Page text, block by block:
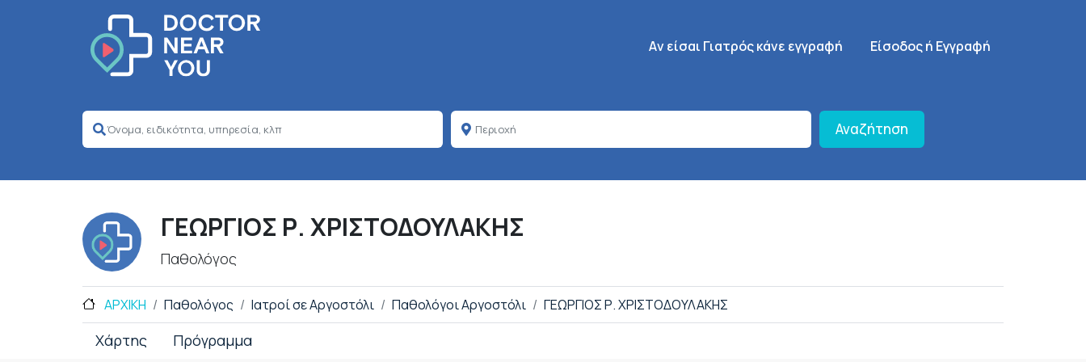
Κεντρική πλοήγηση
Aν είσαι Γιατρός κάνε εγγραφή SignUp Menu
Είσοδος ή Εγγραφή
Αναζήτηση
ΓΕΩΡΓΙΟΣ Ρ. ΧΡΙΣΤΟΔΟΥΛΑΚΗΣ
Παθολόγος
ΑΡΧΙΚΗ Παθολόγος Ιατροί σε Αργοστόλι Παθολόγοι Αργοστόλι ΓΕΩΡΓΙΟΣ Ρ. ΧΡΙΣΤΟΔΟΥΛΑΚΗΣ
Χάρτης Πρόγραμμα